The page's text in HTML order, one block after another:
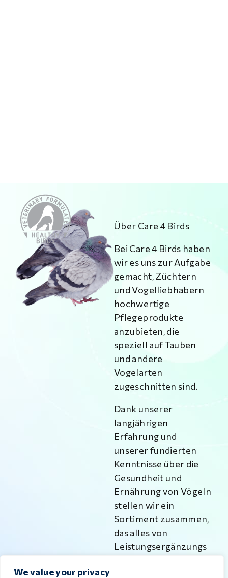
We value your privacy
Über Care 4 Birds
Bei Care 4 Birds haben
wir es uns zur Aufgabe
gemacht, Züchtern
und Vogelliebhabern
hochwertige
Pflegeprodukte
anzubieten, die
speziell auf Tauben
und andere
Vogelarten
zugeschnitten sind.
Dank unserer
langjährigen
Erfahrung und
unserer fundierten
Kenntnisse über die
Gesundheit und
Ernährung von Vögeln
stellen wir ein
Sortiment zusammen,
das alles von
Leistungsergänzungs